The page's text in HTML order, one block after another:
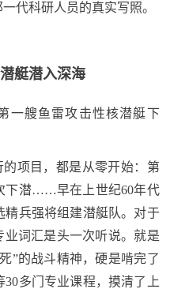
代科研人员的真实写照。
艇潜入深海
一艘鱼雷攻击性核潜艇下
项目，都是从零开始：第
下潜……早在上世纪60年代
精兵强将组建潜艇队。对于
业词汇是头一次听说。就是
”的战斗精神，硬是啃完了
多门专业课程，摸清了上